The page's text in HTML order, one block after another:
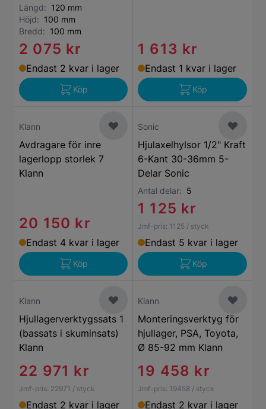
Längd: 120 mm
Höjd: 100 mm
Bredd: 100 mm
2 075 kr
Endast 2 kvar i lager
Köp
1 613 kr
Endast 1 kvar i lager
Köp
Klann
Avdragare för inre
lagerlopp storlek 7
Klann
20 150 kr
Endast 4 kvar i lager
Köp
Sonic
Hjulaxelhylsor 1/2" Kraft
6-Kant 30-36mm 5-
Delar Sonic
Antal delar: 5
1 125 kr
Jmf-pris: 1125 / styck
Endast 5 kvar i lager
Köp
Klann
Hjullagerverktygssats 1
(bassats i skuminsats)
Klann
22 971 kr
Jmf-pris: 22971 / styck
Endast 2 kvar i lager
Klann
Monteringsverktyg för
hjullager, PSA, Toyota,
Ø 85-92 mm Klann
19 458 kr
Jmf-pris: 19458 / styck
Endast 2 kvar i lager